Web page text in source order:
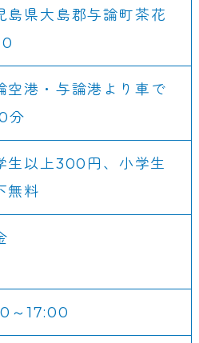
島県大島郡与論町茶花
空港・与論港より車で
分
生以上300円、小学生
無料
～17:00